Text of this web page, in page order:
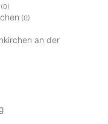
(0)
(0)
an der